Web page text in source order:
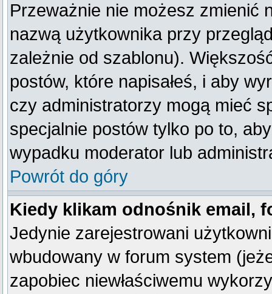
Przeważnie nie możesz zmienić
nazwą użytkownika przy
zależnie od szablonu).
postów, które napisałeś, i aby
czy administratorzy mogą mieć
specjalnie postów tylko po to,
wypadku moderator lub
Powrót do góry
Kiedy klikam odnośnik email,
Jedynie zarejestrowani
wbudowany w forum system
zapobiec niewłaściwemu